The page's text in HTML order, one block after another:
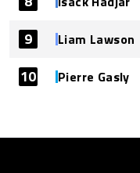
9 Liam Lawson
10 Pierre Gasly